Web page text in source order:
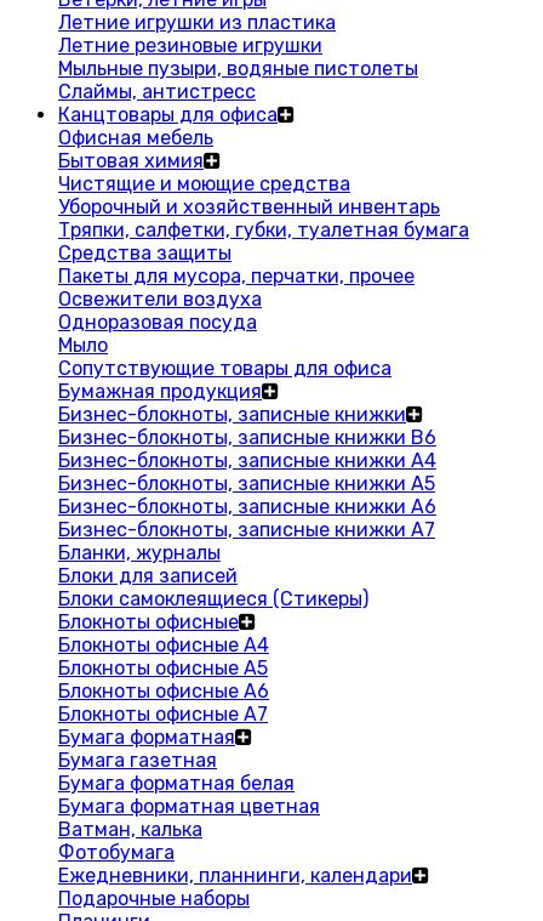
Летние игрушки из пластика
Летние резиновые игрушки
Мыльные пузыри, водяные пистолеты
Слаймы, антистресс
Канцтовары для офиса
Офисная мебель
Бытовая химия
Чистящие и моющие средства
Уборочный и хозяйственный инвентарь
Тряпки, салфетки, губки, туалетная бумага
Средства защиты
Пакеты для мусора, перчатки, прочее
Освежители воздуха
Одноразовая посуда
Мыло
Сопутствующие товары для офиса
Бумажная продукция
Бизнес-блокноты, записные книжки
Бизнес-блокноты, записные книжки В6
Бизнес-блокноты, записные книжки A4
Бизнес-блокноты, записные книжки А5
Бизнес-блокноты, записные книжки А6
Бизнес-блокноты, записные книжки А7
Бланки, журналы
Блоки для записей
Блоки самоклеящиеся (Стикеры)
Блокноты офисные
Блокноты офисные A4
Блокноты офисные A5
Блокноты офисные A6
Блокноты офисные A7
Бумага форматная
Бумага газетная
Бумага форматная белая
Бумага форматная цветная
Ватман, калька
Фотобумага
Ежедневники, планнинги, календари
Подарочные наборы